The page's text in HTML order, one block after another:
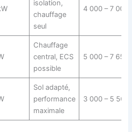
isolation,
chauffage
seul
4 000 – 7 000
Chauffage
central, ECS
possible
5 000 – 7 650
Sol adapté,
performance
maximale
3 000 – 5 500